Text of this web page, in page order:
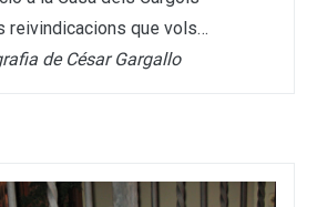
reivindicacions que vols…
de César Gargallo